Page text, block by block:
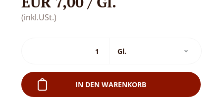
(inkl.USt.)
IN DEN WARENKORB